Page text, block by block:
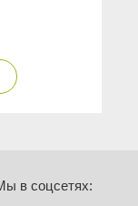
в соцсетях: